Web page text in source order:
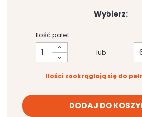
Wybierz:
Ilość palet
lub
Ilości zaokrąglają się do
DODAJ DO